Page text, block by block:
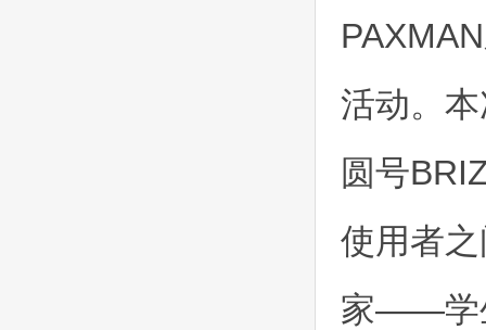
活动。
圆号
使用者
家——学